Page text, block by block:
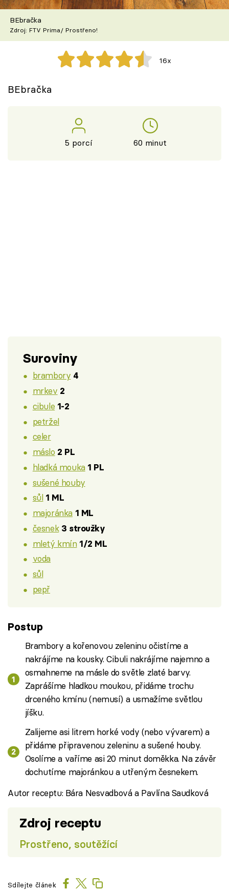
Škola vaření
Recepty z TV
Speciál: Cuketa
Těhotnej kuchař
Přihlášení
BEbračka
Zdroj: FTV Prima/ Prostřeno!
16x
BEbračka
5 porcí 60 minut
Suroviny
brambory 4
mrkev 2
cibule 1-2
petržel
celer
máslo 2 PL
hladká mouka 1 PL
sušené houby
sůl 1 ML
majoránka 1 ML
česnek 3 stroužky
mletý kmín 1/2 ML
voda
sůl
pepř
Postup
Brambory a kořenovou zeleninu očistíme a
nakrájíme na kousky. Cibuli nakrájíme najemno a
osmahneme na másle do světle zlaté barvy.
Zaprášíme hladkou moukou, přidáme trochu
drceného kmínu (nemusí) a usmažíme světlou
jíšku.
Zalijeme asi litrem horké vody (nebo vývarem) a
přidáme připravenou zeleninu a sušené houby.
Osolíme a vaříme asi 20 minut doměkka. Na závěr
dochutíme majoránkou a utřeným česnekem.
Autor receptu: Bára Nesvadbová a Pavlína Saudková
Zdroj receptu
Prostřeno, soutěžící
Sdílejte článek